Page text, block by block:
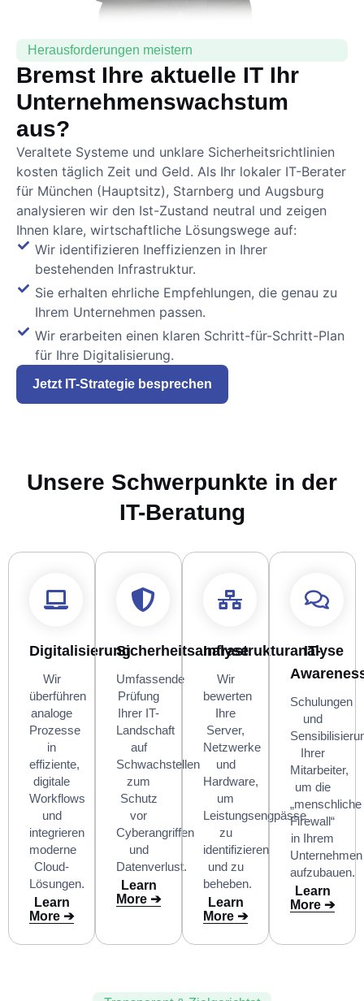
Herausforderungen meistern
Bremst Ihre aktuelle IT Ihr
Unternehmenswachstum
aus?
Veraltete Systeme und unklare Sicherheitsrichtlinien
kosten täglich Zeit und Geld. Als Ihr lokaler IT-Berater
für München (Hauptsitz), Starnberg und Augsburg
analysieren wir den Ist-Zustand neutral und zeigen
Ihnen klare, wirtschaftliche Lösungswege auf:
Wir identifizieren Ineffizienzen in Ihrer
bestehenden Infrastruktur.
Sie erhalten ehrliche Empfehlungen, die genau zu
Ihrem Unternehmen passen.
Wir erarbeiten einen klaren Schritt-für-Schritt-Plan
für Ihre Digitalisierung.
Jetzt IT-Strategie besprechen
Unsere Schwerpunkte in der
IT-Beratung
Digitalisierung
Wir
überführen
analoge
Prozesse
in
effiziente,
digitale
Workflows
und
integrieren
moderne
Cloud-
Lösungen.
Learn
More ➔
Sicherheitsanalyse
Umfassende
Prüfung
Ihrer IT-
Landschaft
auf
Schwachstellen
zum
Schutz
vor
Cyberangriffen
und
Datenverlust.
Learn
More ➔
Infrastrukturanalyse
Wir
bewerten
Ihre
Server,
Netzwerke
und
Hardware,
um
Leistungsengpässe
zu
identifizieren
und zu
beheben.
Learn
More ➔
IT-
Schulungen
und
Ihrer
Mitarbeiter,
um die
„menschliche
Firewall“
in Ihrem
Unternehmen
aufzubauen.
Learn
More ➔